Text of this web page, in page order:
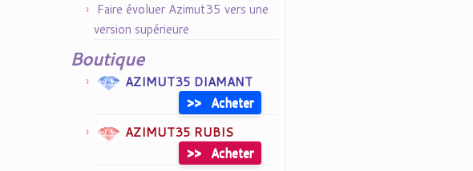
Faire évoluer Azimut35 vers une
version supérieure
Boutique
AZIMUT35 DIAMANT
>>
Acheter
AZIMUT35 RUBIS
>>
Acheter